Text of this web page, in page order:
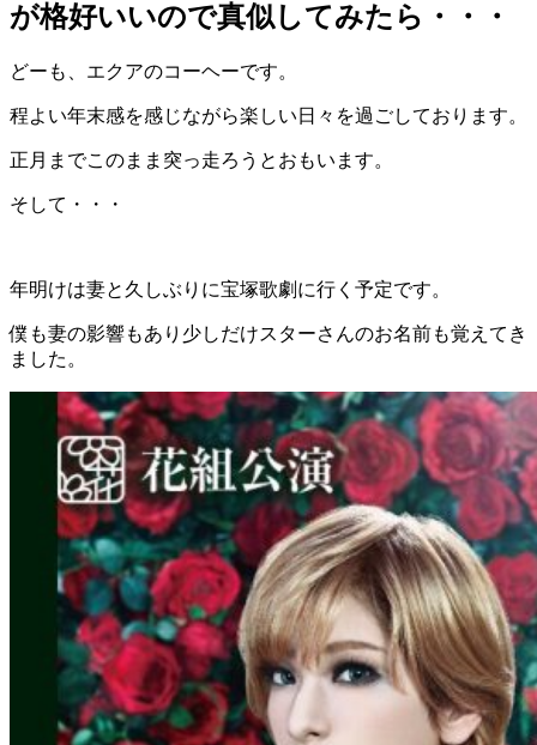
が格好いいので真似してみたら・・・
どーも、エクアのコーヘーです。
程よい年末感を感じながら楽しい日々を過ごしております。
正月までこのまま突っ走ろうとおもいます。
そして・・・
年明けは妻と久しぶりに宝塚歌劇に行く予定です。
僕も妻の影響もあり少しだけスターさんのお名前も覚えてき
ました。